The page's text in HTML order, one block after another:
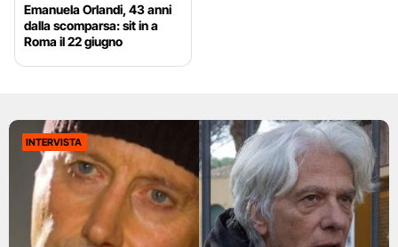
Emanuela Orlandi, 43 anni
dalla scomparsa: sit in a
Roma il 22 giugno
INTERVISTA